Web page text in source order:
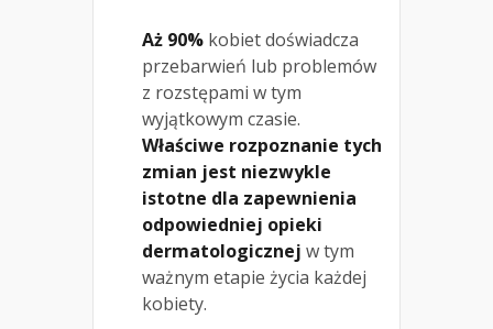
Aż 90% kobiet doświadcza
przebarwień lub problemów
z rozstępami w tym
wyjątkowym czasie.
Właściwe rozpoznanie tych
zmian jest niezwykle
istotne dla zapewnienia
odpowiedniej opieki
dermatologicznej w tym
ważnym etapie życia każdej
kobiety.